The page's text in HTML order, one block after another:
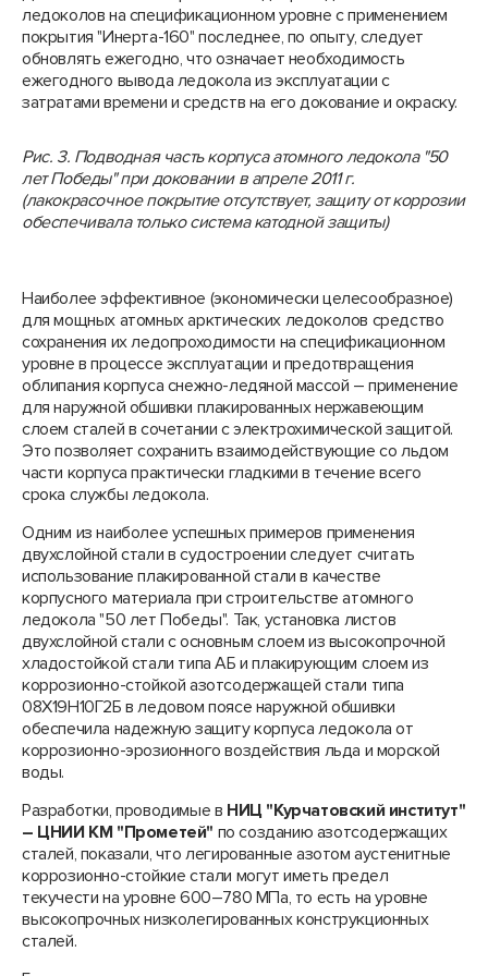
ледоколов на спецификационном уровне с применением
покрытия "Инерта-160" последнее, по опыту, следует
обновлять ежегодно, что означает необходимость
ежегодного вывода ледокола из эксплуатации с
затратами времени и средств на его докование и окраску.
Рис. 3. Подводная часть корпуса атомного ледокола "50
лет Победы" при доковании в апреле 2011 г.
(лакокрасочное покрытие отсутствует, защиту от коррозии
обеспечивала только система катодной защиты)
Наиболее эффективное (экономически целесообразное)
для мощных атомных арктических ледоколов средство
сохранения их ледопроходимости на спецификационном
уровне в процессе эксплуатации и предотвращения
облипания корпуса снежно-ледяной массой – применение
для наружной обшивки плакированных нержавеющим
слоем сталей в сочетании с электрохимической защитой.
Это позволяет сохранить взаимодействующие со льдом
части корпуса практически гладкими в течение всего
срока службы ледокола.
Одним из наиболее успешных примеров применения
двухслойной стали в судостроении следует считать
использование плакированной стали в качестве
корпусного материала при строительстве атомного
ледокола "50 лет Победы". Так, установка листов
двухслойной стали с основным слоем из высокопрочной
хладостойкой стали типа АБ и плакирующим слоем из
коррозионно-стойкой азотсодержащей стали типа
08Х19Н10Г2Б в ледовом поясе наружной обшивки
обеспечила надежную защиту корпуса ледокола от
коррозионно-эрозионного воздействия льда и морской
воды.
Разработки, проводимые в НИЦ "Курчатовский институт"
– ЦНИИ КМ "Прометей" по созданию азотсодержащих
сталей, показали, что легированные азотом аустенитные
коррозионно-стойкие стали могут иметь предел
текучести на уровне 600–780 МПа, то есть на уровне
высокопрочных низколегированных конструкционных
сталей.